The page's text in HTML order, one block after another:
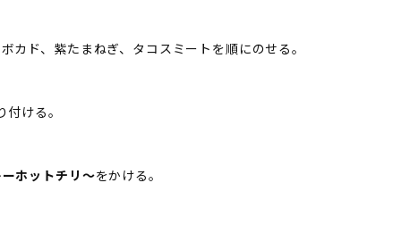
カド、紫たまねぎ、タコスミートを順にのせる。
ける。
ホットチリ～をかける。